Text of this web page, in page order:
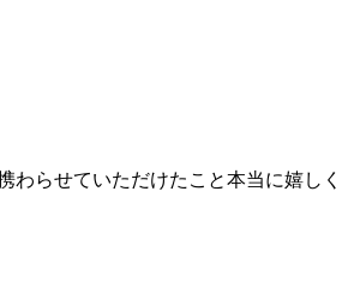
らせていただけたこと本当に嬉しく